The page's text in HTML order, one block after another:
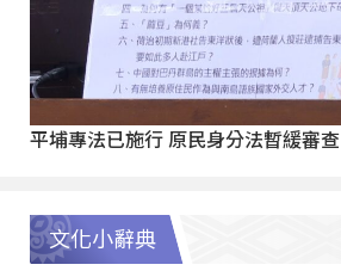
平埔專法已施行 原民身分法暫緩審查
文化小辭典